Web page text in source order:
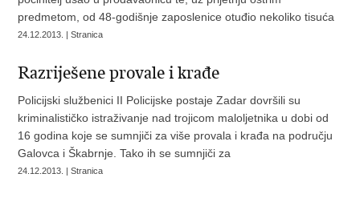
predmetom, od 48-godišnje zaposlenice otuđio nekoliko tisuća
24.12.2013. | Stranica
Razriješene provale i krađe
Policijski službenici II Policijske postaje Zadar dovršili su
kriminalističko istraživanje nad trojicom maloljetnika u dobi od
16 godina koje se sumnjiči za više provala i krađa na području
Galovca i Škabrnje. Tako ih se sumnjiči za
24.12.2013. | Stranica